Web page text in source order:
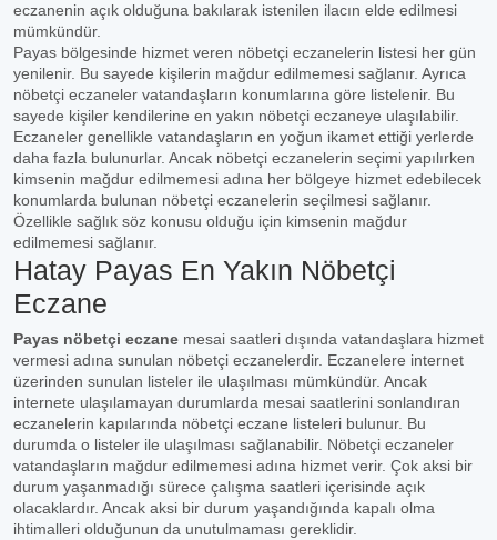
eczanenin açık olduğuna bakılarak istenilen ilacın elde edilmesi
mümkündür.
Payas bölgesinde hizmet veren nöbetçi eczanelerin listesi her gün
yenilenir. Bu sayede kişilerin mağdur edilmemesi sağlanır. Ayrıca
nöbetçi eczaneler vatandaşların konumlarına göre listelenir. Bu
sayede kişiler kendilerine en yakın nöbetçi eczaneye ulaşılabilir.
Eczaneler genellikle vatandaşların en yoğun ikamet ettiği yerlerde
daha fazla bulunurlar. Ancak nöbetçi eczanelerin seçimi yapılırken
kimsenin mağdur edilmemesi adına her bölgeye hizmet edebilecek
konumlarda bulunan nöbetçi eczanelerin seçilmesi sağlanır.
Özellikle sağlık söz konusu olduğu için kimsenin mağdur
edilmemesi sağlanır.
Hatay Payas En Yakın Nöbetçi
Eczane
Payas nöbetçi eczane mesai saatleri dışında vatandaşlara hizmet
vermesi adına sunulan nöbetçi eczanelerdir. Eczanelere internet
üzerinden sunulan listeler ile ulaşılması mümkündür. Ancak
internete ulaşılamayan durumlarda mesai saatlerini sonlandıran
eczanelerin kapılarında nöbetçi eczane listeleri bulunur. Bu
durumda o listeler ile ulaşılması sağlanabilir. Nöbetçi eczaneler
vatandaşların mağdur edilmemesi adına hizmet verir. Çok aksi bir
durum yaşanmadığı sürece çalışma saatleri içerisinde açık
olacaklardır. Ancak aksi bir durum yaşandığında kapalı olma
ihtimalleri olduğunun da unutulmaması gereklidir.